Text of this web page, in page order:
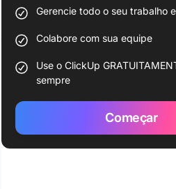
Gerencie todo o seu trabalho
Colabore com sua equipe
Use o ClickUp
sempre
Começar